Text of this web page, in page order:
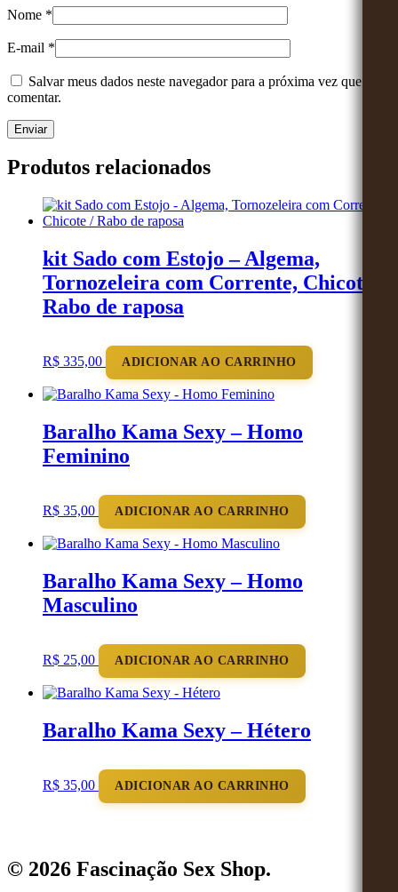
Nome *
E-mail *
Salvar meus dados neste navegador para a próxima vez que eu
comentar.
Produtos relacionados
kit Sado com Estojo – Algema,
Tornozeleira com Corrente, Chicote /
Rabo de raposa
R$ 335,00 ADICIONAR AO CARRINHO
Baralho Kama Sexy – Homo
Feminino
R$ 35,00 ADICIONAR AO CARRINHO
Baralho Kama Sexy – Homo
Masculino
R$ 25,00 ADICIONAR AO CARRINHO
Baralho Kama Sexy – Hétero
R$ 35,00 ADICIONAR AO CARRINHO
© 2026 Fascinação Sex Shop.